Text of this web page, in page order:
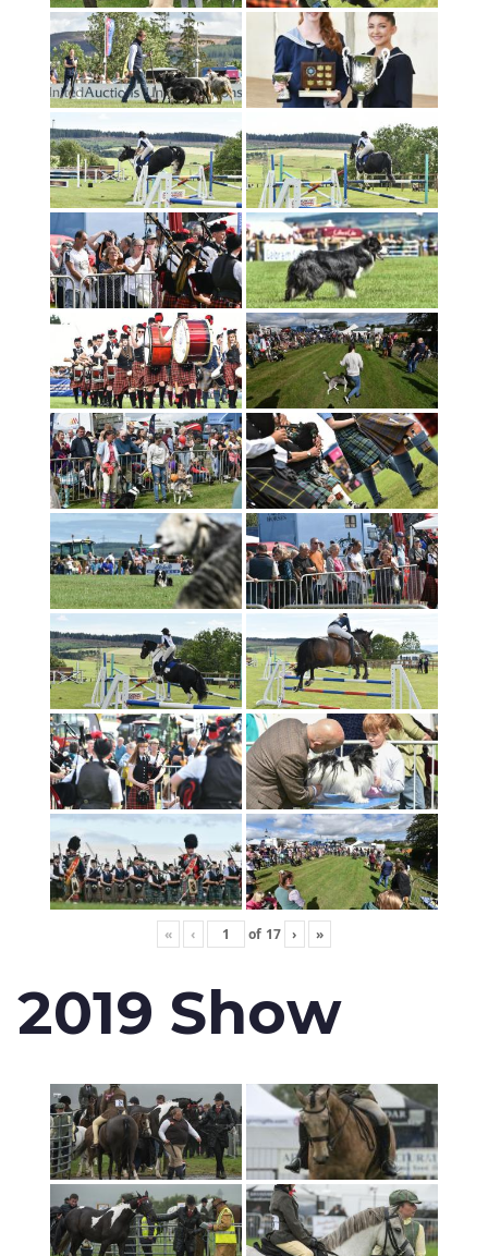
« ‹ of 17 › »
2019 Show